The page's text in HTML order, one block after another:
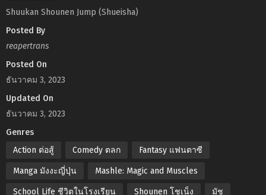
Shuukan Shounen Jump (Shueisha)
Posted By
reapertrans
Posted On
ธันวาคม 3, 2023
Updated On
ธันวาคม 3, 2023
Genres
Action ต่อสู้
Comedy ตลก Fantasy แฟนตาซี
Manga มังงะญี่ปุ่น Mashle: Magic and Muscles
School Life ชีวิตในโรงเรียน Shounen โชเน็ง มัช